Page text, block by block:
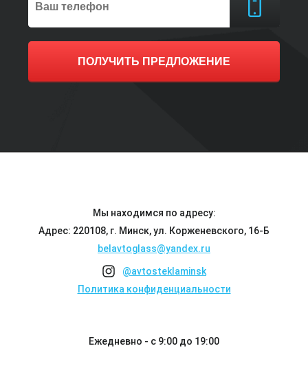
ПОЛУЧИТЬ ПРЕДЛОЖЕНИЕ
Мы находимся по адресу:
Адрес: 220108, г. Минск, ул. Корженевского, 16-Б
belavtoglass@yandex.ru
@avtosteklaminsk
Политика конфиденциальности
Ежедневно - с 9:00 до 19:00